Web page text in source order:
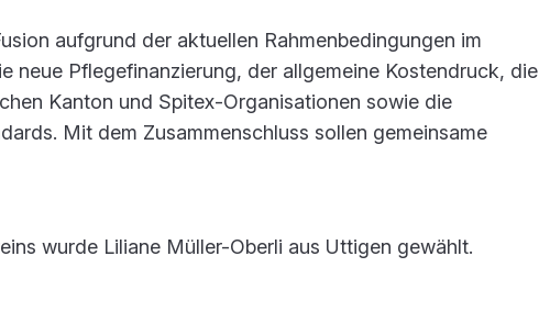
aufgrund der aktuellen Rahmenbedingungen im
neue Pflegefinanzierung, der allgemeine Kostendruck, die
Kanton und Spitex-Organisationen sowie die
Mit dem Zusammenschluss sollen gemeinsame
wurde Liliane Müller-Oberli aus Uttigen gewählt.